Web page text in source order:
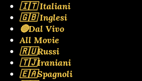
🇮🇹 Italiani
🇬🇧 Inglesi
🔴Dal Vivo
All Movie
🇷🇺Russi
🇹🇯Iraniani
🇪🇦Spagnoli